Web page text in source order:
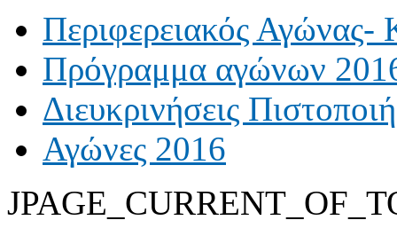
Περιφερειακός
Πρόγραμμα αγώνων
Διευκρινήσεις
Αγώνες 2016